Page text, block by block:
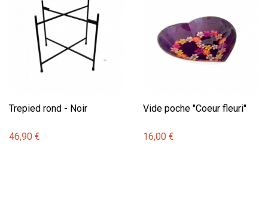
Trepied rond - Noir
46,90 €
Vide poche "Coeur fleuri"
16,00 €